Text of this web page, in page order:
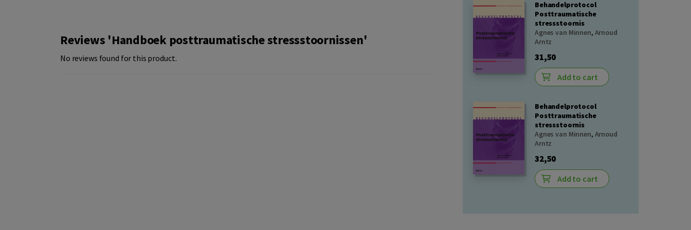
Reviews 'Handboek posttraumatische stressstoornissen'
No reviews found for this product.
Behandelprotocol
Posttraumatische
stressstoornis
Agnes van Minnen, Arnoud
Arntz
31,50
Add to cart
Behandelprotocol
Posttraumatische
stressstoornis
Agnes van Minnen, Arnoud
Arntz
32,50
Add to cart